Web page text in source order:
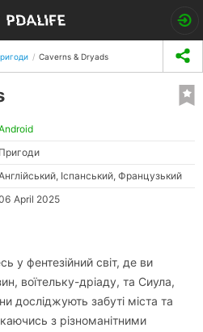
Caverns & Dryads
Пригоди
Іспанський, Французький
April 2025
у фентезійний світ, де ви
воїтельку-дріаду, та Сиула,
досліджують забуті міста та
з різноманітними